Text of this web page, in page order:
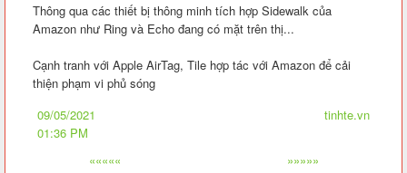
Thông qua các thiết bị thông minh tích hợp Sidewalk của
Amazon như Ring và Echo đang có mặt trên thị...
Cạnh tranh với Apple AirTag, Tile hợp tác với Amazon để cải
thiện phạm vi phủ sóng
09/05/2021
01:36 PM
tinhte.vn
««««« »»»»»